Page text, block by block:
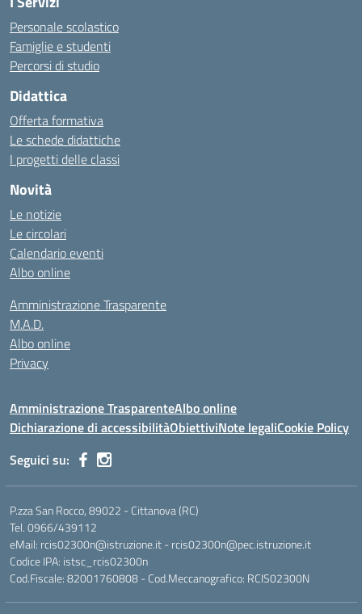
Personale scolastico
Famiglie e studenti
Percorsi di studio
Didattica
Offerta formativa
Le schede didattiche
I progetti delle classi
Novità
Le notizie
Le circolari
Calendario eventi
Albo online
Amministrazione Trasparente
M.A.D.
Albo online
Privacy
Amministrazione TrasparenteAlbo online
Dichiarazione di accessibilitàObiettiviNote legaliCookie Policy
Seguici su:
P.zza San Rocco, 89022 - Cittanova (RC)
Tel. 0966/439112
eMail: rcis02300n@istruzione.it - rcis02300n@pec.istruzione.it
Codice IPA: istsc_rcis02300n
Cod.Fiscale: 82001760808 - Cod.Meccanografico: RCIS02300N